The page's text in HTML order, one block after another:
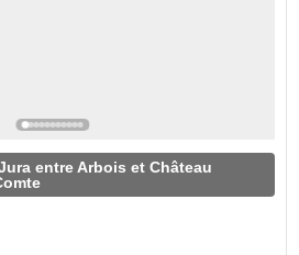
entre Arbois et Château